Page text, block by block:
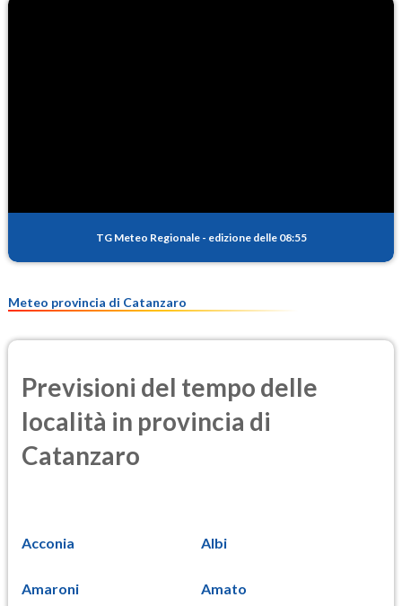
TG Meteo Regionale - edizione delle 08:55
Meteo provincia di Catanzaro
Previsioni del tempo delle
località in provincia di
Catanzaro
Acconia Albi
Amaroni Amato